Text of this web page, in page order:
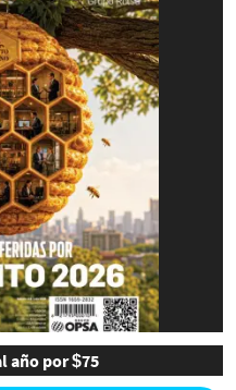
año por $75